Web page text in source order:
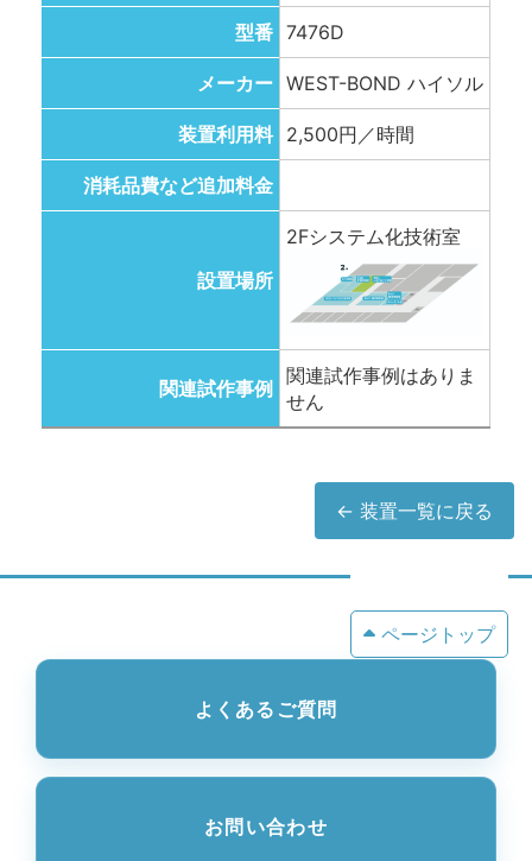
型番 7476D
メーカー WEST-BOND ハイソル
装置利用料 2,500円／時間
消耗品費など追加料金
設置場所
2Fシステム化技術室
関連試作事例
関連試作事例はありま
せん
← 装置一覧に戻る
ページトップ
よくあるご質問
お問い合わせ